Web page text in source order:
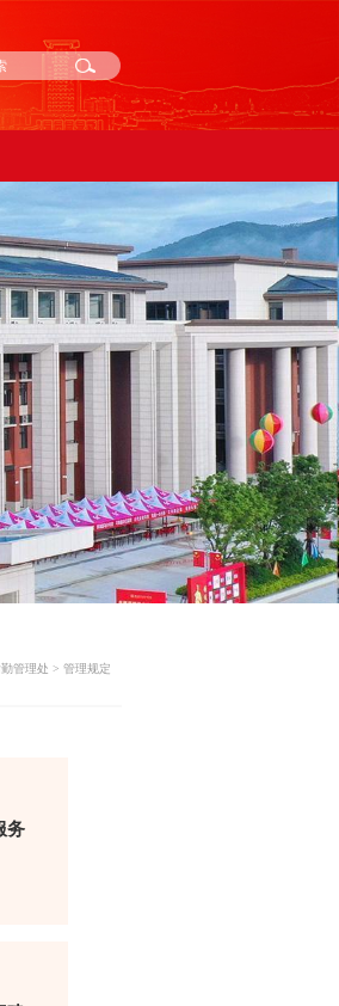
勤管理处 > 管理规定
务